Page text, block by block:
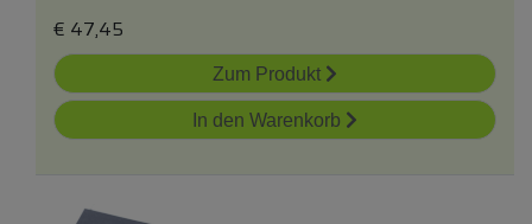
€ 47,45
Zum Produkt
In den Warenkorb